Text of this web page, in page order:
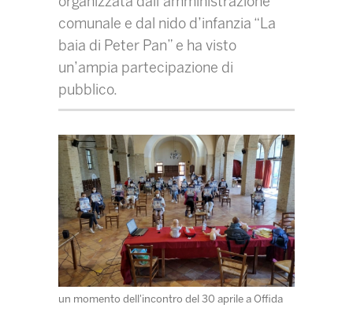
comunale e dal nido d’infanzia “La
baia di Peter Pan” e ha visto
un’ampia partecipazione di
pubblico.
un momento dell'incontro del 30 aprile a Offida